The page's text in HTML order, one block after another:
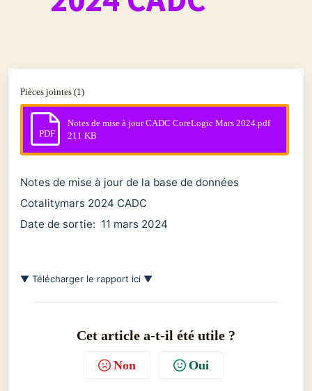
Pièces jointes (1)
PDF
Notes de mise à jour CADC CoreLogic Mars 2024.pdf
211 KB
Notes de mise à jour de la base de données
Cotalitymars 2024 CADC
Date de sortie: 11 mars 2024
▼ Télécharger le rapport ici ▼
Cet article a-t-il été utile ?
Non Oui